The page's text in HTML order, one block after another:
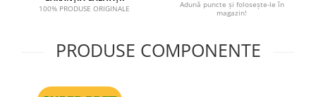
100% PRODUSE ORIGINALE
Adună puncte și folosește-le în
magazin!
PRODUSE COMPONENTE